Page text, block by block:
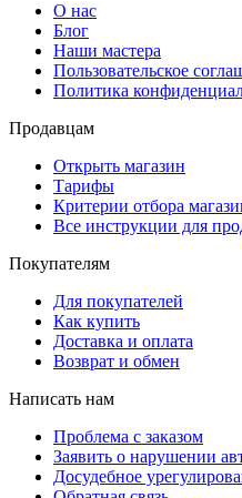
О нас
Блог
Наши мастера
Пользовательское
Политика
Продавцам
Открыть магазин
Тарифы
Критерии отбора
Все инструкции для
Покупателям
Для покупателей
Как купить
Доставка и оплата
Возврат и обмен
Написать нам
Проблема с заказом
Заявить о нарушении
Досудебное